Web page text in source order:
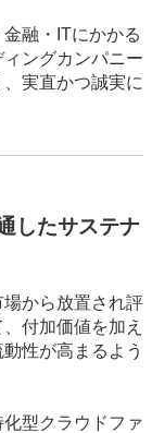
融・ITにかかる
ングカンパニー
実直かつ誠実に
したサステナ
から放置され評
付加価値を加え
性が高まるよう
型クラウドファ